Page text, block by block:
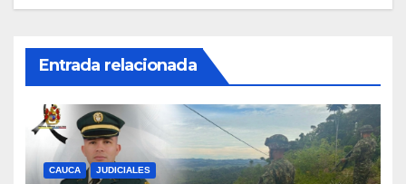
Entrada relacionada
CAUCA JUDICIALES